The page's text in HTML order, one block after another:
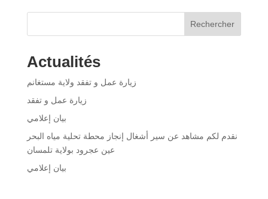
Rechercher
Actualités
زيارة عمل و تفقد ولاية مستغانم
زيارة عمل و تفقد
بيان إعلامي
نقدم لكم مشاهد عن سير أشغال إنجاز محطة تحلية مياه البحر
عين عجرود بولاية تلمسان
بيان إعلامي